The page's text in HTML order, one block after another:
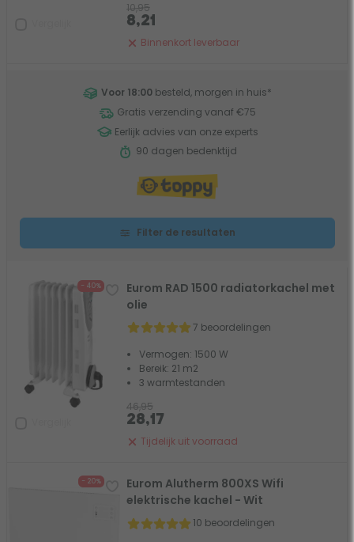
Binnenkort leverbaar
10,95
8,21
Voor 18:00 besteld, morgen in huis*
Gratis verzending vanaf €75
Eerlijk advies van onze experts
90 dagen bedenktijd
Filter de resultaten
- 40%
Eurom RAD 1500 radiatorkachel met
olie
7 beoordelingen
Vermogen: 1500 W
Bereik: 21 m2
3 warmtestanden
Tijdelijk uit voorraad
46,95
28,17
- 20%
Eurom Alutherm 800XS Wifi
elektrische kachel - Wit
10 beoordelingen